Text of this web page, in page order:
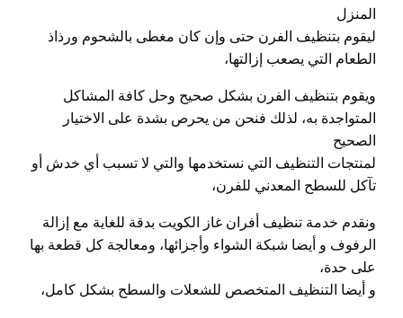
المنزل
ليقوم بتنظيف الفرن حتى وإن كان مغطى بالشحوم ورذاذ
الطعام التي يصعب إزالتها،
ويقوم بتنظيف الفرن بشكل صحيح وحل كافة المشاكل
المتواجدة به، لذلك فنحن من يحرص بشدة على الاختيار
الصحيح
لمنتجات التنظيف التي نستخدمها والتي لا تسبب أي خدش أو
تآكل للسطح المعدني للفرن،
ونقدم خدمة تنظيف أفران غاز الكويت بدقة للغاية مع إزالة
الرفوف و أيضا شبكة الشواء وأجزائها، ومعالجة كل قطعة بها
على حدة،
و أيضا التنظيف المتخصص للشعلات والسطح بشكل كامل،